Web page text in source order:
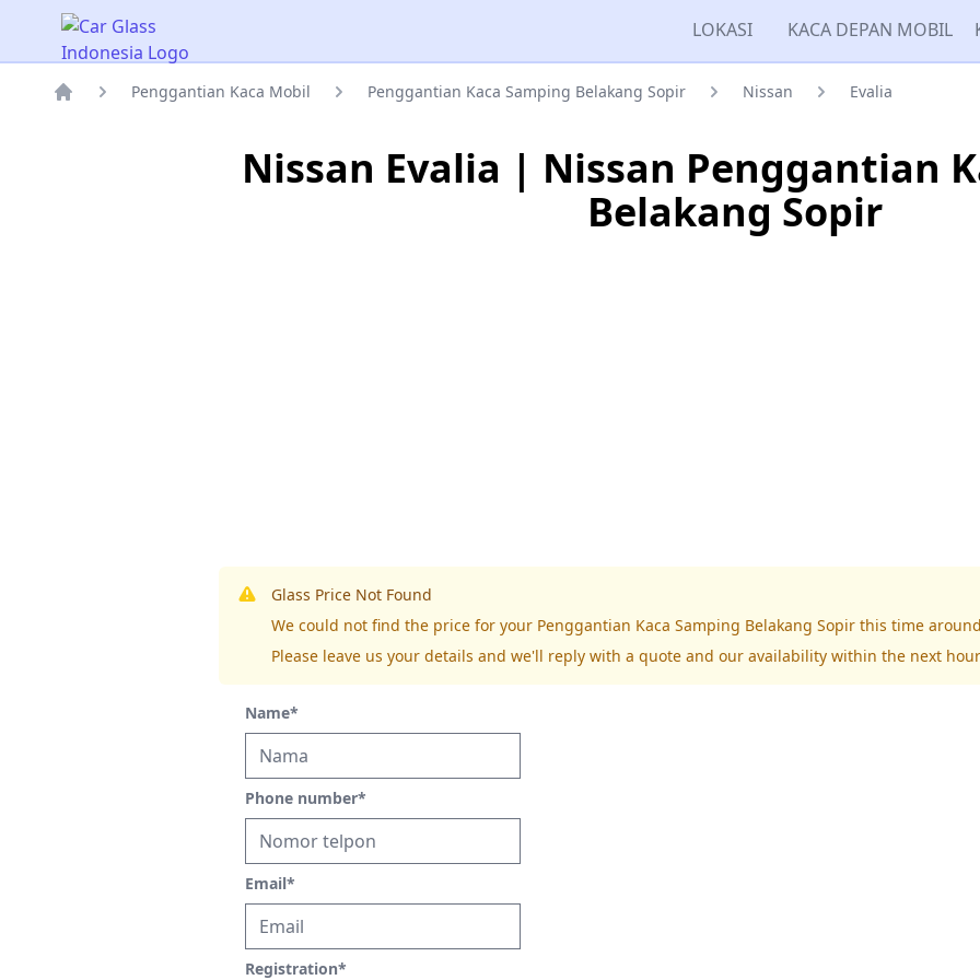
Car Glass Indonesia LOKASI KACA DEPAN MOBIL
Penggantian Kaca Mobil Penggantian Kaca Samping Belakang Sopir Nissan Evalia
Nissan Evalia | Nissan Penggantian
Belakang Sopir
Glass Price Not Found
We could not find the price for your Penggantian Kaca Samping Belakang Sopir this time
Please leave us your details and we'll reply with a quote and our availability within the next
Name*
Phone number*
Email*
Registration*